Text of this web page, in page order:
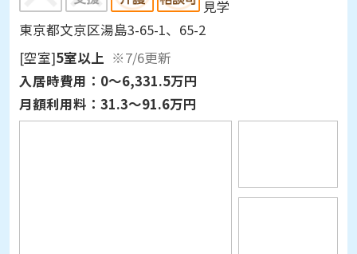
[空室]5室以上 ※7/6更新
入居時費用：0～6,331.5万円
月額利用料：31.3～91.6万円